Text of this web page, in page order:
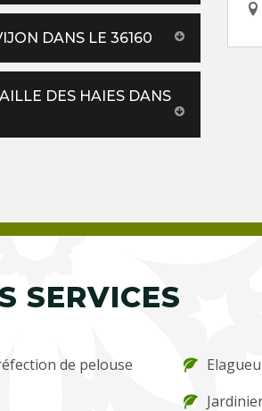
DANS LE 36160
DES HAIES DANS
SERVICES
de pelouse